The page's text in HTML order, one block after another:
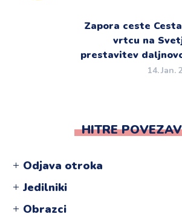
Zapora ceste
vrtcu na
prestavitev
14. Jan.
HITRE
Odjava otroka
Jedilniki
Obrazci